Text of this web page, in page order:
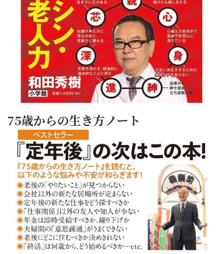
75歳からの生き方ノート